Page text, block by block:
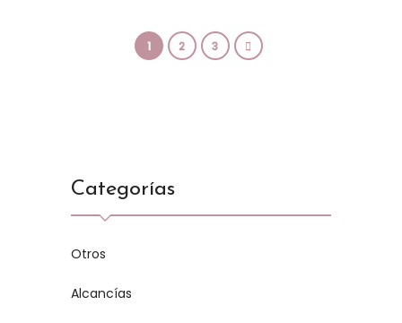
1 2 3
Categorías
Otros
Alcancías